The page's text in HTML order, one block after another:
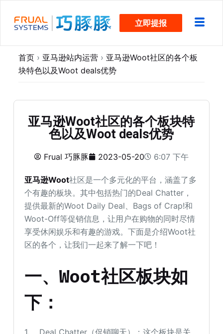
过
立即提报
首页 › 亚马逊站内运营 › 亚马逊Woot社区的各个板
块特色以及Woot deals优势
亚马逊Woot社区的各个板块特
色以及Woot deals优势
Frual 巧豚豚 2023-05-20 6:07 下午
亚马逊Woot社区是一个多元化的平台，涵盖了多
个有趣的板块。其中包括热门的Deal Chatter，
提供最新的Woot Daily Deal、Bags of Crap!和
Woot-Off等促销信息，让用户在购物的同时尽情
享受休闲娱乐和有趣的游戏。下面是介绍Woot社
区的各个，让我们一起来了解一下吧！
一、Woot社区板块如
下：
1. Deal Chatter（促销聊天）：这个板块是关